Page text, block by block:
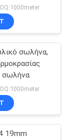
12
σωλήνα,
σωλήνα
19mm